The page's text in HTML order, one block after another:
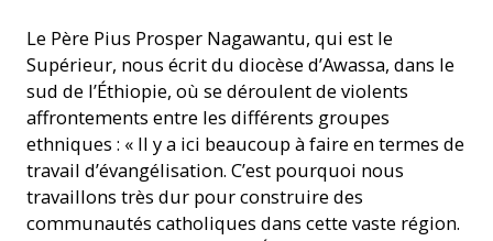
Le Père Pius Prosper Nagawantu, qui est le
Supérieur, nous écrit du diocèse d’Awassa, dans le
sud de l’Éthiopie, où se déroulent de violents
affrontements entre les différents groupes
ethniques : « Il y a ici beaucoup à faire en termes de
travail d’évangélisation. C’est pourquoi nous
travaillons très dur pour construire des
communautés catholiques dans cette vaste région.